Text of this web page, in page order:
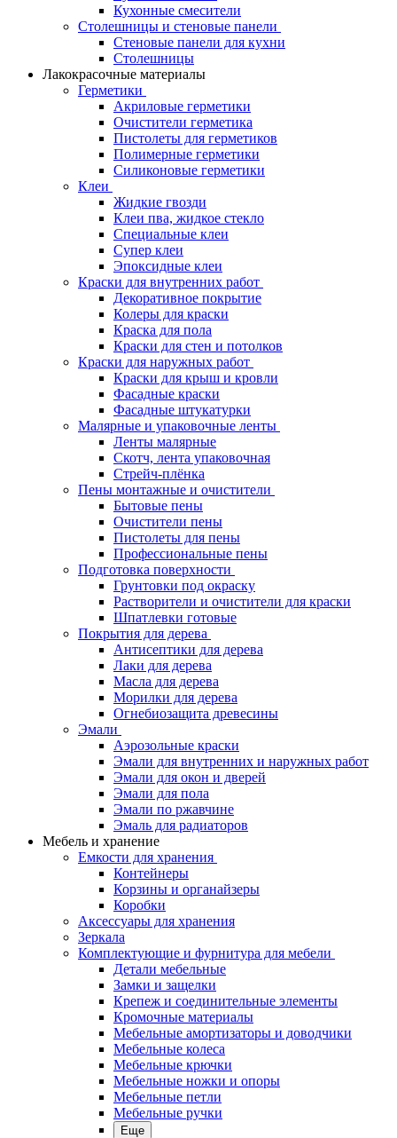
Кухонные смесители
Столешницы и стеновые панели
Стеновые панели для кухни
Столешницы
Лакокрасочные материалы
Герметики
Акриловые герметики
Очистители герметика
Пистолеты для герметиков
Полимерные герметики
Силиконовые герметики
Клеи
Жидкие гвозди
Клеи пва, жидкое стекло
Специальные клеи
Супер клеи
Эпоксидные клеи
Краски для внутренних работ
Декоративное покрытие
Колеры для краски
Краска для пола
Краски для стен и потолков
Краски для наружных работ
Краски для крыш и кровли
Фасадные краски
Фасадные штукатурки
Малярные и упаковочные ленты
Ленты малярные
Скотч, лента упаковочная
Стрейч-плёнка
Пены монтажные и очистители
Бытовые пены
Очистители пены
Пистолеты для пены
Профессиональные пены
Подготовка поверхности
Грунтовки под окраску
Растворители и очистители для краски
Шпатлевки готовые
Покрытия для дерева
Антисептики для дерева
Лаки для дерева
Масла для дерева
Морилки для дерева
Огнебиозащита древесины
Эмали
Аэрозольные краски
Эмали для внутренних и наружных работ
Эмали для окон и дверей
Эмали для пола
Эмали по ржавчине
Эмаль для радиаторов
Мебель и хранение
Емкости для хранения
Контейнеры
Корзины и органайзеры
Коробки
Аксессуары для хранения
Зеркала
Комплектующие и фурнитура для мебели
Детали мебельные
Замки и защелки
Крепеж и соединительные элементы
Кромочные материалы
Мебельные амортизаторы и доводчики
Мебельные колеса
Мебельные крючки
Мебельные ножки и опоры
Мебельные петли
Мебельные ручки
Еще